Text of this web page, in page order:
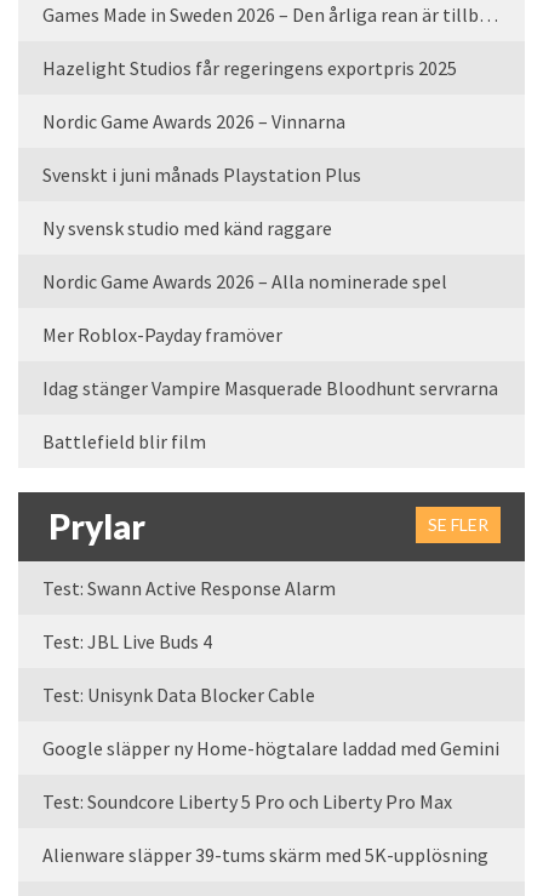
Games Made in Sweden 2026 – Den årliga rean är tillbaka
Hazelight Studios får regeringens exportpris 2025
Nordic Game Awards 2026 – Vinnarna
Svenskt i juni månads Playstation Plus
Ny svensk studio med känd raggare
Nordic Game Awards 2026 – Alla nominerade spel
Mer Roblox-Payday framöver
Idag stänger Vampire Masquerade Bloodhunt servrarna
Battlefield blir film
Prylar SE FLER
Test: Swann Active Response Alarm
Test: JBL Live Buds 4
Test: Unisynk Data Blocker Cable
Google släpper ny Home-högtalare laddad med Gemini
Test: Soundcore Liberty 5 Pro och Liberty Pro Max
Alienware släpper 39-tums skärm med 5K-upplösning